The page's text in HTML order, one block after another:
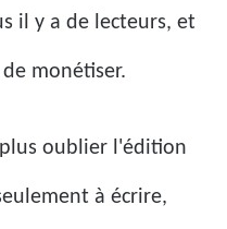
il y a de lecteurs, et
monétiser.
oublier l'édition
à écrire,